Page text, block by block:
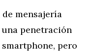
mensajería
una penetración
pero